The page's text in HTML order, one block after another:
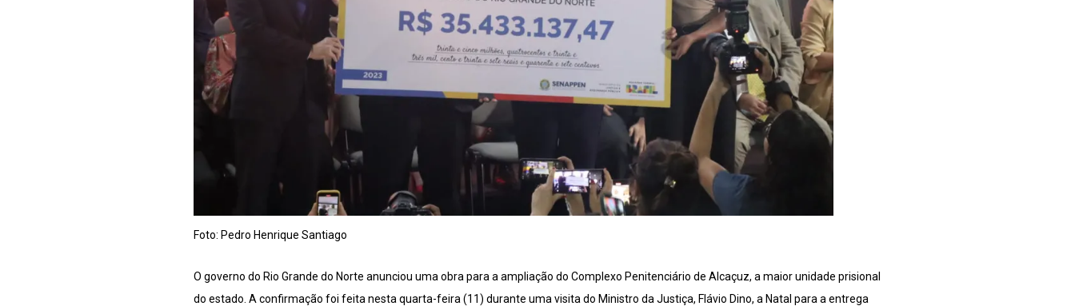
Foto: Pedro Henrique Santiago
O governo do Rio Grande do Norte anunciou uma obra para a ampliação do Complexo Penitenciário de Alcaçuz, a maior unidade prisional
do estado. A confirmação foi feita nesta quarta-feira (11) durante uma visita do Ministro da Justiça, Flávio Dino, a Natal para a entrega